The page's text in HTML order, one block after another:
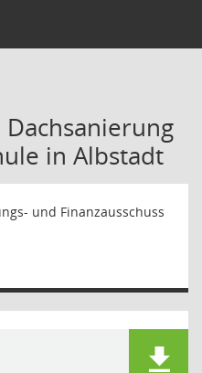
Dachsanierung
in Albstadt
und Finanzausschuss